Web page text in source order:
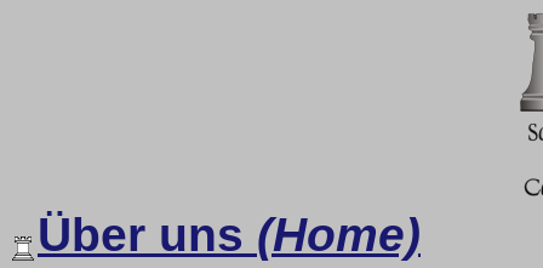
Über uns (Home)